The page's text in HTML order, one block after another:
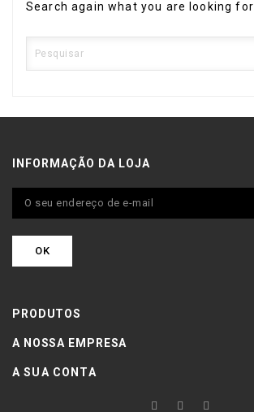
Search again what you are looking for
INFORMAÇÃO DA LOJA
PRODUTOS
A NOSSA EMPRESA
A SUA CONTA